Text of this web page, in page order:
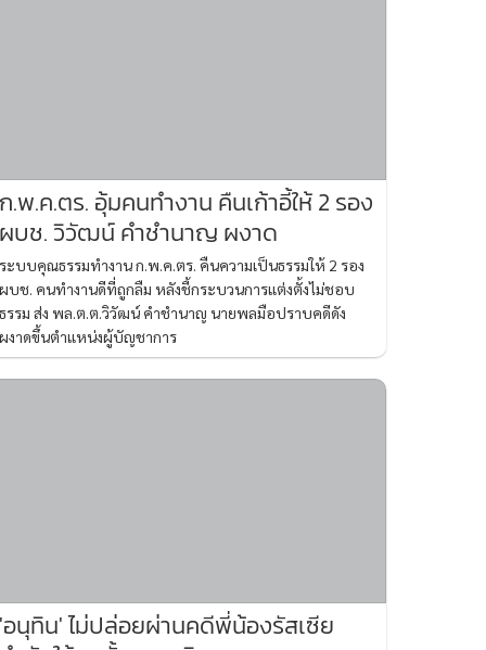
ก.พ.ค.ตร. อุ้มคนทำงาน คืนเก้าอี้ให้ 2 รอง
ผบช. วิวัฒน์ คำชำนาญ ผงาด
ระบบคุณธรรมทำงาน ก.พ.ค.ตร. คืนความเป็นธรรมให้ 2 รอง
ผบช. คนทำงานดีที่ถูกลืม หลังชี้กระบวนการแต่งตั้งไม่ชอบ
ธรรม ส่ง พล.ต.ต.วิวัฒน์ คำชำนาญ นายพลมือปราบคดีดัง
ผงาดขึ้นตำแหน่งผู้บัญชาการ
'อนุทิน' ไม่ปล่อยผ่านคดีพี่น้องรัสเซีย